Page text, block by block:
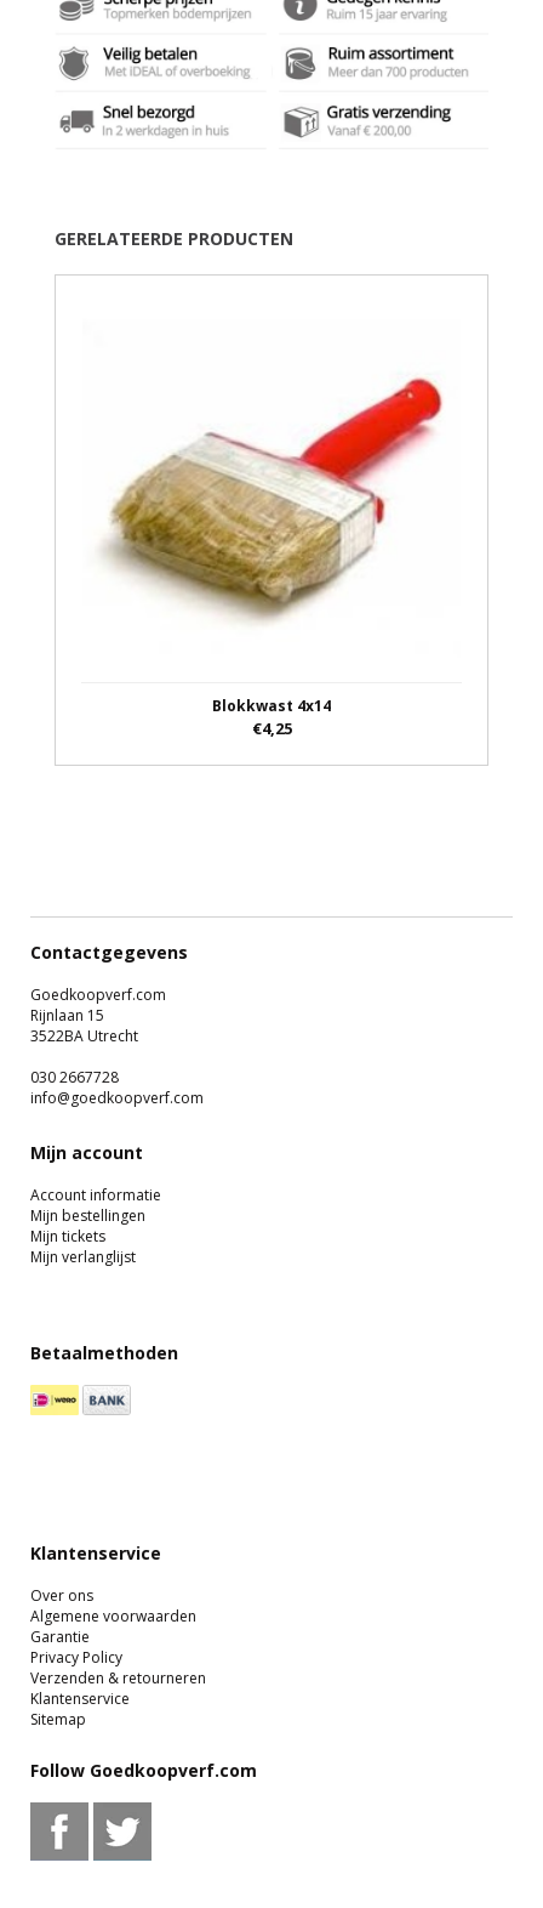
GERELATEERDE PRODUCTEN
Blokkwast 4x14
€4,25
Contactgegevens
Goedkoopverf.com
Rijnlaan 15
3522BA Utrecht
030 2667728
info@goedkoopverf.com
Mijn account
Account informatie
Mijn bestellingen
Mijn tickets
Mijn verlanglijst
Betaalmethoden
Klantenservice
Over ons
Algemene voorwaarden
Garantie
Privacy Policy
Verzenden & retourneren
Klantenservice
Sitemap
Follow Goedkoopverf.com